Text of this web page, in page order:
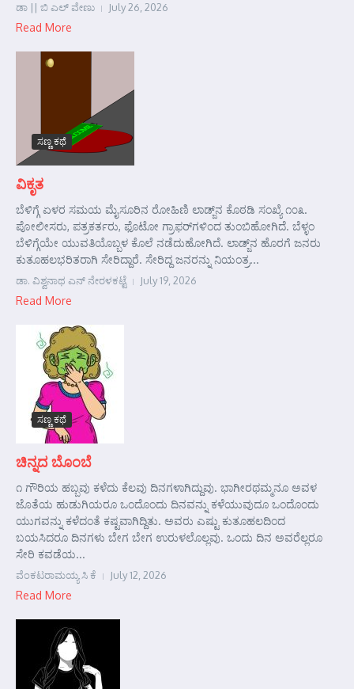
ಡಾ || ಬಿ ಎಲ್ ವೇಣು July 26, 2026
Read More
ಸಣ್ಣ ಕಥೆ
ವಿಕೃತ
ಬೆಳಿಗ್ಗೆ ಏಳರ ಸಮಯ ಮೈಸೂರಿನ ರೋಹಿಣಿ ಲಾಡ್ಜ್‌ನ ಕೊಠಡಿ ಸಂಖ್ಯೆ ೧೦೩.
ಪೋಲೀಸರು, ಪತ್ರಕರ್ತರು, ಫೊಟೋ ಗ್ರಾಫರ್‌ಗಳಿಂದ ತುಂಬಿಹೋಗಿದೆ. ಬೆಳ್ಳಂ
ಬೆಳಿಗ್ಗೆಯೇ ಯುವತಿಯೊಬ್ಬಳ ಕೊಲೆ ನಡೆದುಹೋಗಿದೆ. ಲಾಡ್ಜ್‌ನ ಹೊರಗೆ ಜನರು
ಕುತೂಹಲಭರಿತರಾಗಿ ಸೇರಿದ್ದಾರೆ. ಸೇರಿದ್ದ ಜನರನ್ನು ನಿಯಂತ್ರ...
ಡಾ. ವಿಶ್ವನಾಥ ಎನ್ ನೇರಳಕಟ್ಟೆ July 19, 2026
Read More
ಸಣ್ಣ ಕಥೆ
ಚಿನ್ನದ ಬೊಂಬೆ
೧ ಗೌರಿಯ ಹಬ್ಬವು ಕಳೆದು ಕೆಲವು ದಿನಗಳಾಗಿದ್ದುವು. ಭಾಗೀರಥಮ್ಮನೂ ಅವಳ
ಜೊತೆಯ ಹುಡುಗಿಯರೂ ಒಂದೊಂದು ದಿನವನ್ನು ಕಳೆಯುವುದೂ ಒಂದೊಂದು
ಯುಗವನ್ನು ಕಳೆದಂತೆ ಕಷ್ಟವಾಗಿದ್ದಿತು. ಅವರು ಎಷ್ಟು ಕುತೂಹಲದಿಂದ
ಬಯಸಿದರೂ ದಿನಗಳು ಬೇಗ ಬೇಗ ಉರುಳಲೊಲ್ಲವು. ಒಂದು ದಿನ ಅವರೆಲ್ಲರೂ
ಸೇರಿ ಕವಡೆಯ...
ವೆಂಕಟರಾಮಯ್ಯ ಸಿ ಕೆ July 12, 2026
Read More